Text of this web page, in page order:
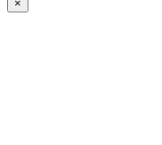
×